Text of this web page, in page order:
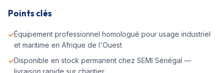
Points clés
Équipement professionnel homologué pour usage industriel
et maritime en Afrique de l'Ouest
Disponible en stock permanent chez SEMI Sénégal —
livraison rapide sur chantier